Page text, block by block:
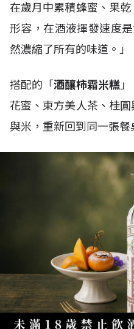
在歲月中累積蜂蜜、果
形容，在酒液揮發速度
然濃縮了所有的味道。」
搭配的「酒釀柿霜米糕」
花蜜、東方美人茶、桂
與米，重新回到同一張餐